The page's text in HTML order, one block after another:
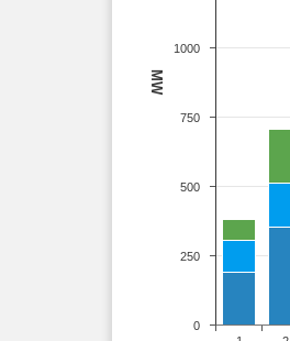
MW
0
250
500
750
1000